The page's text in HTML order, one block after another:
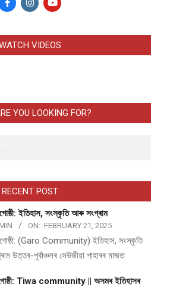
VIDEOS
YOU LOOKING FOR?
RECENT POST
ইতিহাস, সংস্কৃতি আৰু সংগ্ৰাম
ON: FEBRUARY 21, 2025
(Garo Community) ইতিহাস, সংস্কৃতি
উত্তৰ-পূৰ্বাঞ্চলৰ সেউজীয়া পাহাৰৰ মাজত
Tiwa community || অসমৰ ইতিহাসৰ